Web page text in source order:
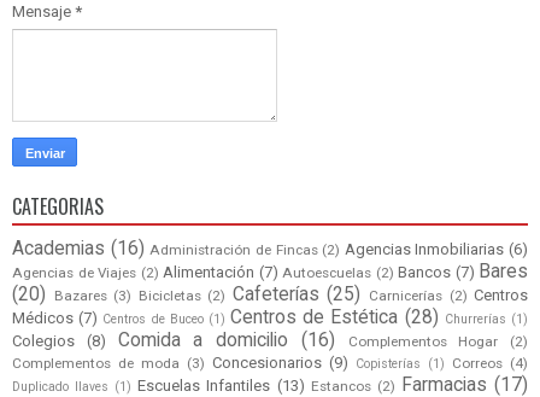
Mensaje *
CATEGORIAS
Academias (16) Administración de Fincas (2) Agencias Inmobiliarias (6)
Agencias de Viajes (2) Alimentación (7) Autoescuelas (2) Bancos (7) Bares
(20)
Bazares (3) Bicicletas (2) Cafeterías (25) Carnicerías (2) Centros
Médicos (7) Centros de Buceo (1) Centros de Estética (28) Churrerías (1)
Colegios (8) Comida a domicilio (16) Complementos Hogar
(2)
Complementos de moda (3) Concesionarios (9) Copisterías (1) Correos (4)
Duplicado llaves (1) Escuelas Infantiles (13) Estancos (2) Farmacias (17)